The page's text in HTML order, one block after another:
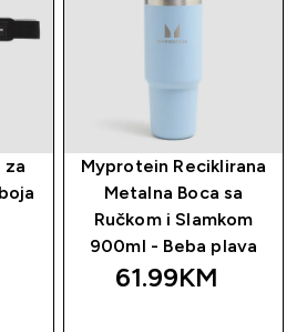
za
Myprotein Reciklirana
Metalna Boca sa
Ručkom i Slamkom
900ml - Beba plava
61.99KM‎